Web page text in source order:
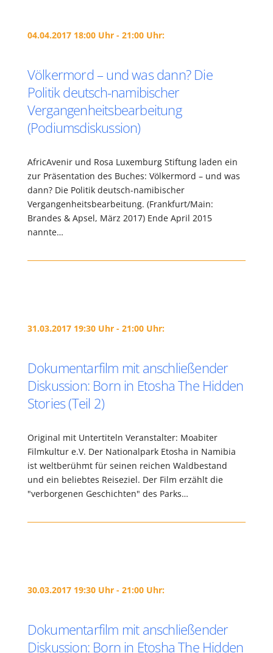
04.04.2017 18:00 Uhr - 21:00 Uhr:
Völkermord – und was dann? Die
Politik deutsch-namibischer
Vergangenheitsbearbeitung
(Podiumsdiskussion)
AfricAvenir und Rosa Luxemburg Stiftung laden ein
zur Präsentation des Buches: Völkermord – und was
dann? Die Politik deutsch-namibischer
Vergangenheitsbearbeitung. (Frankfurt/Main:
Brandes & Apsel, März 2017) Ende April 2015
nannte…
31.03.2017 19:30 Uhr - 21:00 Uhr:
Dokumentarfilm mit anschließender
Diskussion: Born in Etosha The Hidden
Stories (Teil 2)
Original mit Untertiteln Veranstalter: Moabiter
Filmkultur e.V. Der Nationalpark Etosha in Namibia
ist weltberühmt für seinen reichen Waldbestand
und ein beliebtes Reiseziel. Der Film erzählt die
"verborgenen Geschichten" des Parks…
30.03.2017 19:30 Uhr - 21:00 Uhr:
Dokumentarfilm mit anschließender
Diskussion: Born in Etosha The Hidden